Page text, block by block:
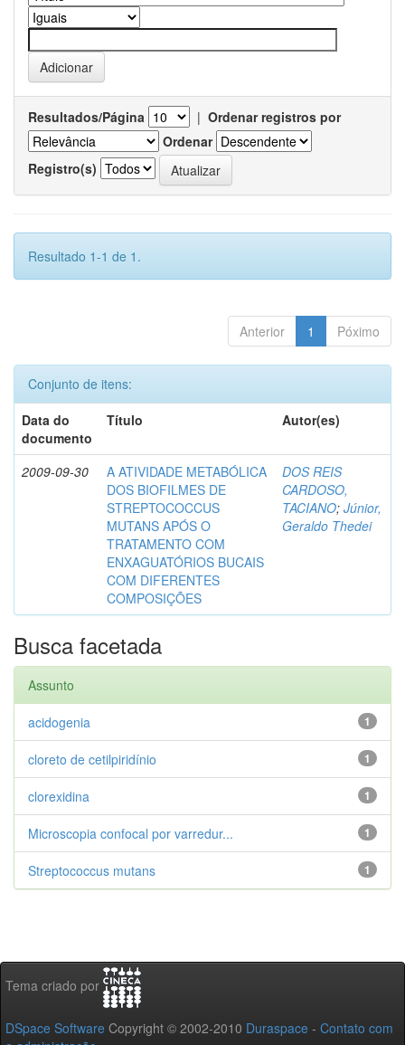
Resultados/Página | Ordenar registros por
Ordenar
Registro(s)
Resultado 1-1 de 1.
Anterior 1 Póximo
Conjunto de itens:
Data do
documento
Título Autor(es)
2009-09-30
A ATIVIDADE METABÓLICA
DOS BIOFILMES DE
STREPTOCOCCUS
MUTANS APÓS O
TRATAMENTO COM
ENXAGUATÓRIOS BUCAIS
COM DIFERENTES
COMPOSIÇÕES
DOS REIS
CARDOSO,
TACIANO; Júnior,
Geraldo Thedei
Busca facetada
Assunto
1
acidogenia
1
cloreto de cetilpiridínio
1
clorexidina
1
Microscopia confocal por varredur...
1
Streptococcus mutans
Tema criado por
DSpace Software Copyright © 2002-2010 Duraspace - Contato com